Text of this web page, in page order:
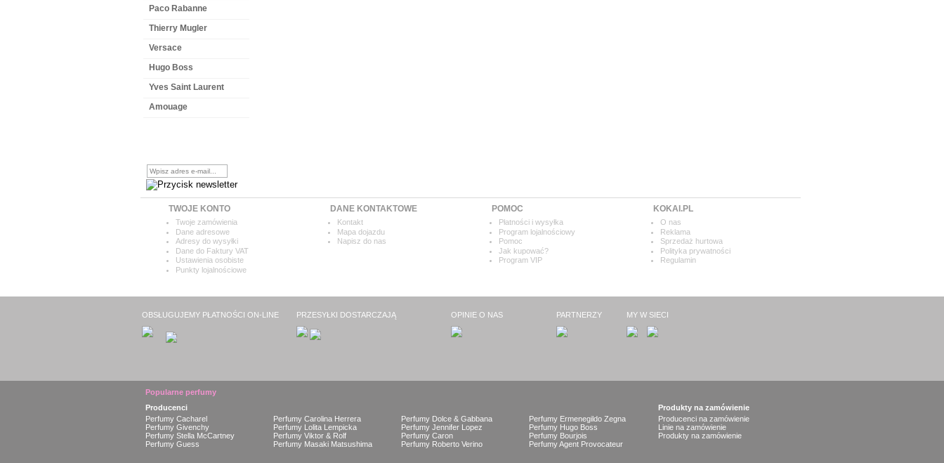
Paco Rabanne
Thierry Mugler
Versace
Hugo Boss
Yves Saint Laurent
Amouage
TWOJE KONTO
Twoje zamówienia
Dane adresowe
Adresy do wysyłki
Dane do Faktury VAT
Ustawienia osobiste
Punkty lojalnościowe
DANE KONTAKTOWE
Kontakt
Mapa dojazdu
Napisz do nas
POMOC
Płatności i wysyłka
Program lojalnościowy
Pomoc
Jak kupować?
Program VIP
KOKAI.PL
O nas
Reklama
Sprzedaż hurtowa
Polityka prywatności
Regulamin
OBSŁUGUJEMY PŁATNOŚCI ON-LINE PRZESYŁKI DOSTARCZAJĄ OPINIE O NAS PARTNERZY MY W SIECI
Popularne perfumy
Producenci
Perfumy Cacharel
Perfumy Carolina Herrera Perfumy Dolce & Gabbana
Perfumy Ermenegildo Zegna
Perfumy Givenchy
Perfumy Lolita Lempicka Perfumy Jennifer Lopez
Perfumy Hugo Boss
Perfumy Stella McCartney
Perfumy Viktor & Rolf Perfumy Caron
Perfumy Bourjois
Perfumy Guess
Perfumy Masaki Matsushima Perfumy Roberto Verino Perfumy Agent Provocateur
Produkty na zamówienie
Producenci na zamówienie
Linie na zamówienie
Produkty na zamówienie